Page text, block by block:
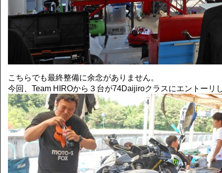
こちらでも最終整備に余念がありません。
今回、Team HIROから３台が74Daijiroクラスにエントーリ